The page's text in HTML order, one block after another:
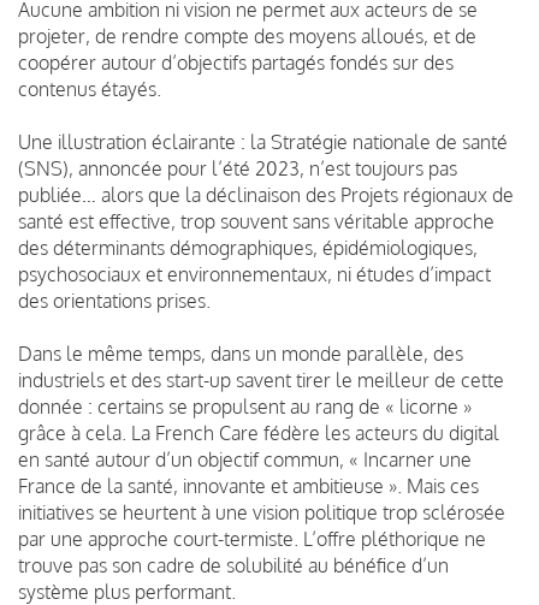
Aucune ambition ni vision ne permet aux acteurs de se
projeter, de rendre compte des moyens alloués, et de
coopérer autour d’objectifs partagés fondés sur des
contenus étayés.
Une illustration éclairante : la Stratégie nationale de santé
(SNS), annoncée pour l’été 2023, n’est toujours pas
publiée… alors que la déclinaison des Projets régionaux de
santé est effective, trop souvent sans véritable approche
des déterminants démographiques, épidémiologiques,
psychosociaux et environnementaux, ni études d’impact
des orientations prises.
Dans le même temps, dans un monde parallèle, des
industriels et des start-up savent tirer le meilleur de cette
donnée : certains se propulsent au rang de « licorne »
grâce à cela. La French Care fédère les acteurs du digital
en santé autour d’un objectif commun, « Incarner une
France de la santé, innovante et ambitieuse ». Mais ces
initiatives se heurtent à une vision politique trop sclérosée
par une approche court-termiste. L’offre pléthorique ne
trouve pas son cadre de solubilité au bénéfice d’un
système plus performant.